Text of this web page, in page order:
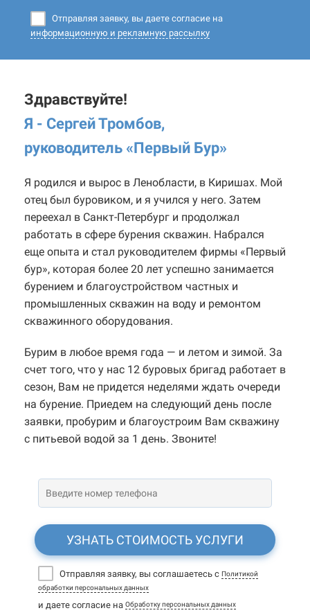
Отправляя заявку, вы даете согласие на
информационную и рекламную рассылку
Здравствуйте!
Я - Сергей Тромбов,
руководитель «Первый Бур»
Я родился и вырос в Ленобласти, в Киришах. Мой
отец был буровиком, и я учился у него. Затем
переехал в Санкт-Петербург и продолжал
работать в сфере бурения скважин. Набрался
еще опыта и стал руководителем фирмы «Первый
бур», которая более 20 лет успешно занимается
бурением и благоустройством частных и
промышленных скважин на воду и ремонтом
скважинного оборудования.
Бурим в любое время года — и летом и зимой. За
счет того, что у нас 12 буровых бригад работает в
сезон, Вам не придется неделями ждать очереди
на бурение. Приедем на следующий день после
заявки, пробурим и благоустроим Вам скважину
с питьевой водой за 1 день. Звоните!
УЗНАТЬ СТОИМОСТЬ УСЛУГИ
Отправляя заявку, вы соглашаетесь с Политикой
обработки персональных данных
и даете согласие на Обработку персональных данных